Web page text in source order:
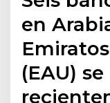
en
(EAU)